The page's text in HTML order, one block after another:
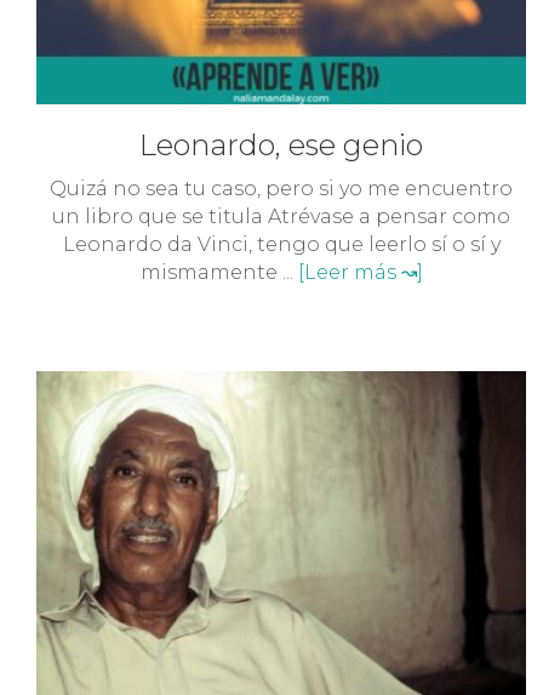
Leonardo, ese genio
Quizá no sea tu caso, pero si yo me encuentro
un libro que se titula Atrévase a pensar como
Leonardo da Vinci, tengo que leerlo sí o sí y
mismamente ...
[Leer más ↝]